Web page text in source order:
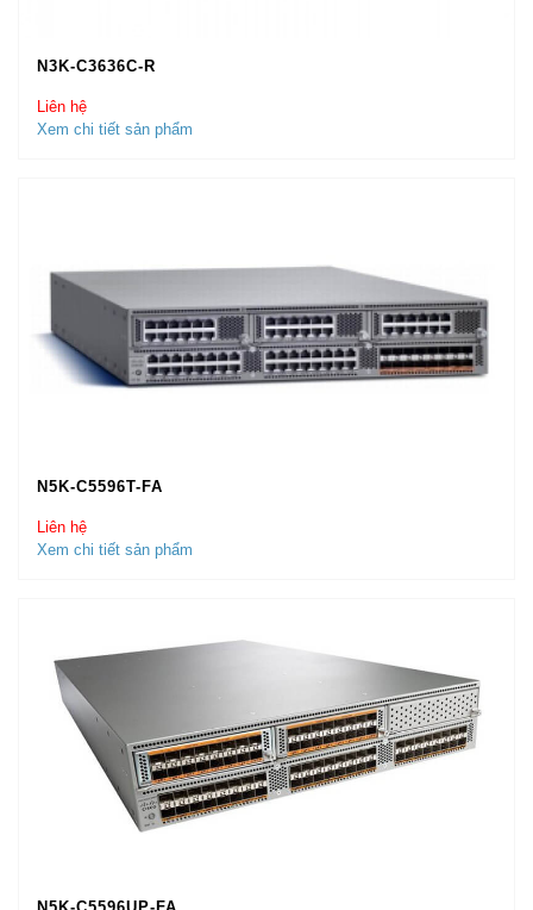
N3K-C3636C-R
Liên hệ
Xem chi tiết sản phẩm
N5K-C5596T-FA
Liên hệ
Xem chi tiết sản phẩm